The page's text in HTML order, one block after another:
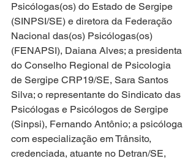
Psicólogas(os) do Estado de Sergipe
(SINPSI/SE) e diretora da Federação
Nacional das(os) Psicólogas(os)
(FENAPSI), Daiana Alves; a presidenta
do Conselho Regional de Psicologia
de Sergipe CRP19/SE, Sara Santos
Silva; o representante do Sindicato das
Psicólogas e Psicólogos de Sergipe
(Sinpsi), Fernando Antônio; a psicóloga
com especialização em Trânsito,
credenciada, atuante no Detran/SE,